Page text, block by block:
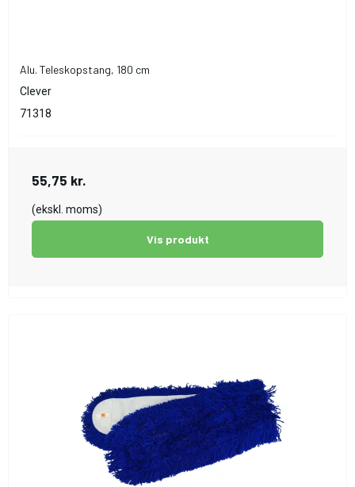
Alu. Teleskopstang, 180 cm
Clever
71318
55,75 kr.
(ekskl. moms)
Vis produkt